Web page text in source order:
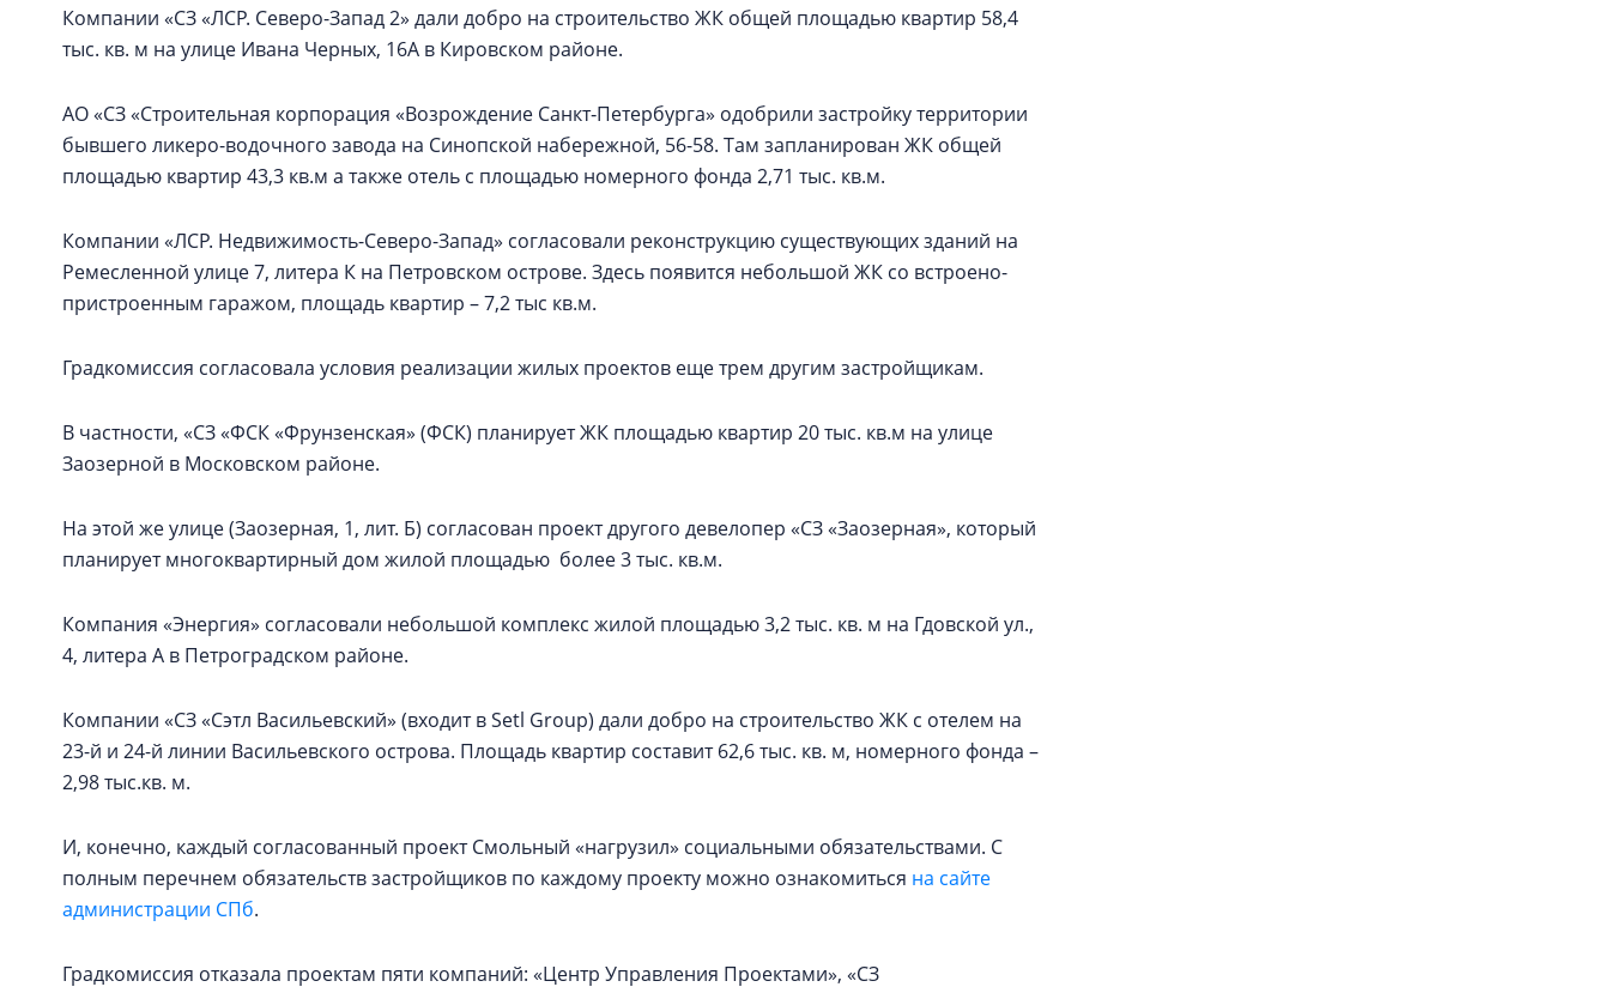
Компании «СЗ «ЛСР. Северо-Запад 2» дали добро на строительство ЖК общей площадью квартир 58,4
тыс. кв. м на улице Ивана Черных, 16А в Кировском районе.
АО «СЗ «Строительная корпорация «Возрождение Санкт‑Петербурга» одобрили застройку территории
бывшего ликеро-водочного завода на Синопской набережной, 56-58. Там запланирован ЖК общей
площадью квартир 43,3 кв.м а также отель с площадью номерного фонда 2,71 тыс. кв.м.
Компании «ЛСР. Недвижимость-Северо-Запад» согласовали реконструкцию существующих зданий на
Ремесленной улице 7, литера К на Петровском острове. Здесь появится небольшой ЖК со встроено-
пристроенным гаражом, площадь квартир – 7,2 тыс кв.м.
Градкомиссия согласовала условия реализации жилых проектов еще трем другим застройщикам.
В частности, «СЗ «ФСК «Фрунзенская» (ФСК) планирует ЖК площадью квартир 20 тыс. кв.м на улице
Заозерной в Московском районе.
На этой же улице (Заозерная, 1, лит. Б) согласован проект другого девелопер «СЗ «Заозерная», который
планирует многоквартирный дом жилой площадью более 3 тыс. кв.м.
Компания «Энергия» согласовали небольшой комплекс жилой площадью 3,2 тыс. кв. м на Гдовской ул.,
4, литера А в Петроградском районе.
Компании «СЗ «Сэтл Васильевский» (входит в Setl Group) дали добро на строительство ЖК с отелем на
23-й и 24-й линии Васильевского острова. Площадь квартир составит 62,6 тыс. кв. м, номерного фонда –
2,98 тыс.кв. м.
И, конечно, каждый согласованный проект Смольный «нагрузил» социальными обязательствами. С
полным перечнем обязательств застройщиков по каждому проекту можно ознакомиться на сайте
администрации СПб.
Градкомиссия отказала проектам пяти компаний: «Центр Управления Проектами», «СЗ